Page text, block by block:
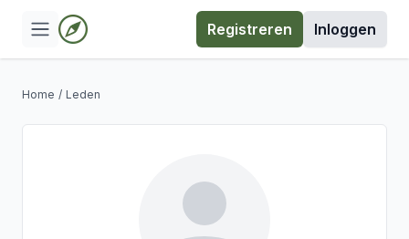
Registreren Inloggen
Home / Leden